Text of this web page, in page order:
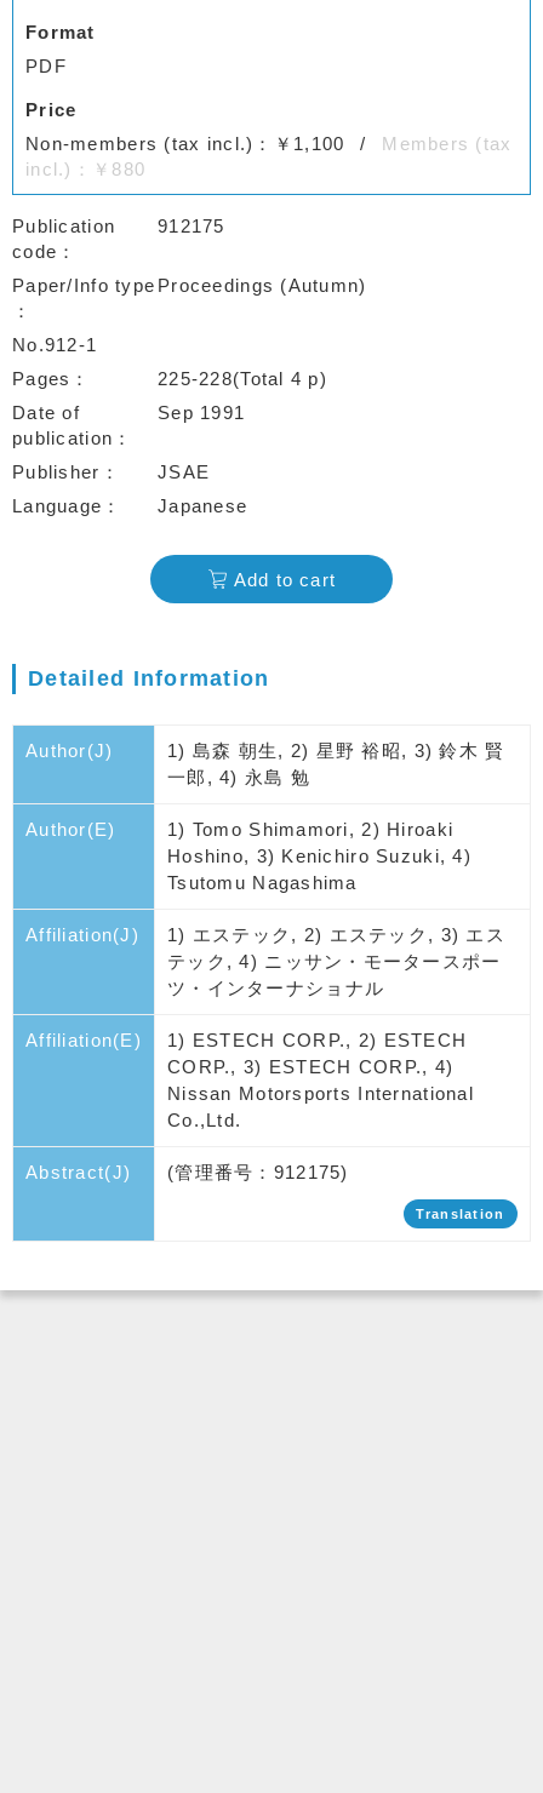
Format
PDF
Price
Non-members (tax incl.)：￥1,100
Members (tax
incl.)：￥880
Publication
code
912175
Paper/Info type Proceedings (Autumn)
No.912-1
Pages
225-228(Total 4 p)
Date of
publication
Sep 1991
Publisher
JSAE
Language
Japanese
Add to cart
Detailed Information
Author(J)
1) 島森 朝生, 2) 星野 裕昭, 3) 鈴木 賢
一郎, 4) 永島 勉
Author(E)
1) Tomo Shimamori, 2) Hiroaki
Hoshino, 3) Kenichiro Suzuki, 4)
Tsutomu Nagashima
Affiliation(J)
1) エステック, 2) エステック, 3) エス
テック, 4) ニッサン・モータースポー
ツ・インターナショナル
Affiliation(E)
1) ESTECH CORP., 2) ESTECH
CORP., 3) ESTECH CORP., 4)
Nissan Motorsports International
Co.,Ltd.
Abstract(J) (管理番号：912175)
Translation